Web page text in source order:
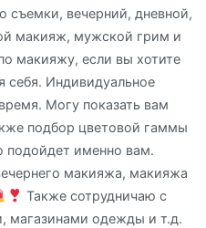
съемки, вечерний, дневной,
макияж, мужской грим и
макияжу, если вы хотите
себя. Индивидуальное
Могу показать вам
подбор цветовой гаммы
подойдет именно вам.
макияжа, макияжа
Также сотрудничаю с
магазинами одежды и т.д.